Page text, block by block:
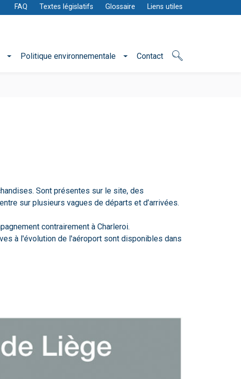
FAQ Textes législatifs Glossaire Liens utiles
Politique environnementale Contact
Sont présentes sur le site, des
sur plusieurs vagues de départs et d’arrivées.
contrairement à Charleroi.
à l'évolution de l'aéroport sont disponibles dans